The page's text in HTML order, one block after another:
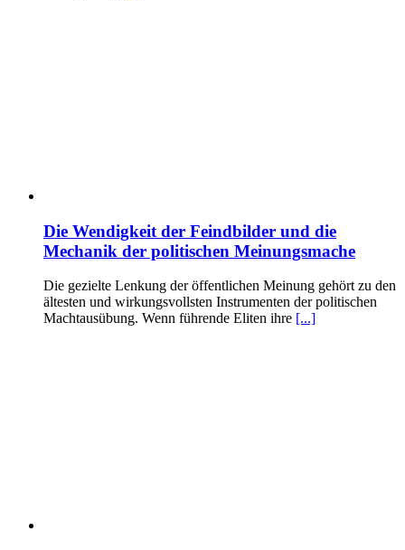
Die Wendigkeit der Feindbilder und die
Mechanik der politischen Meinungsmache
Die gezielte Lenkung der öffentlichen Meinung gehört zu den
ältesten und wirkungsvollsten Instrumenten der politischen
Machtausübung. Wenn führende Eliten ihre [...]